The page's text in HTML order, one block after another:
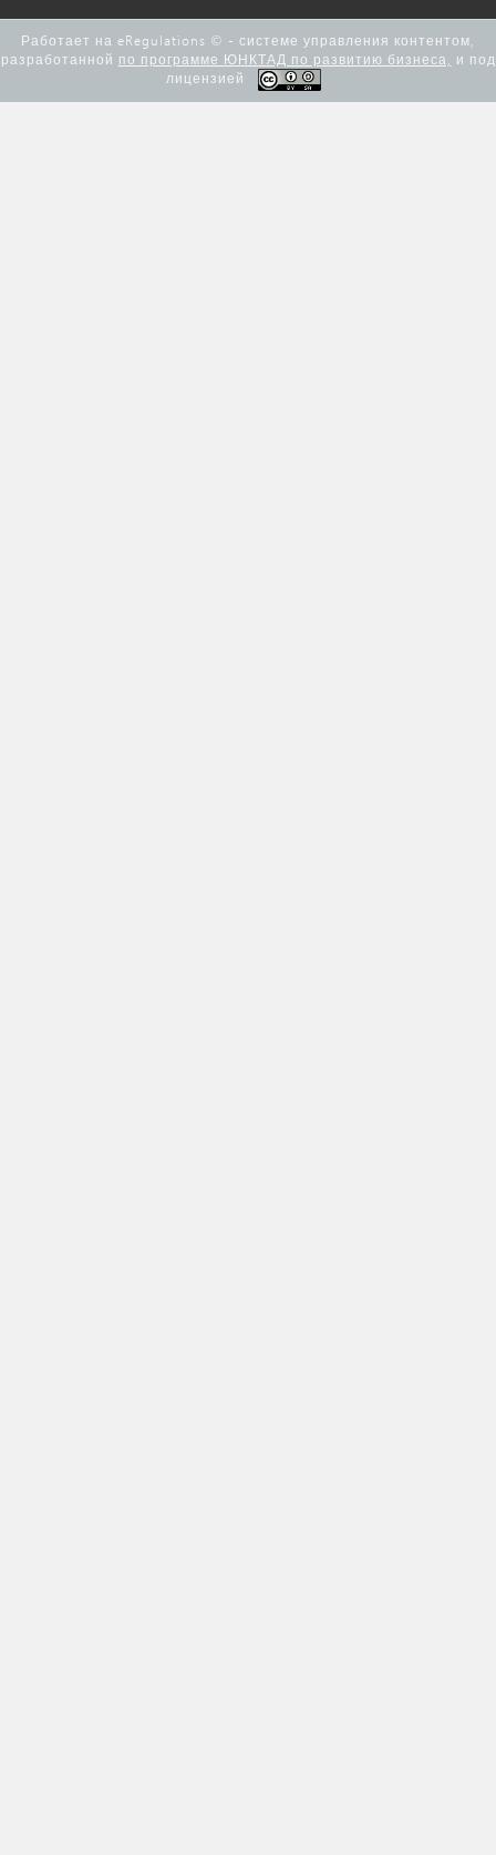
Работает на eRegulations © - системе управления контентом,
разработанной по программе ЮНКТАД по развитию бизнеса,
и под
лицензией